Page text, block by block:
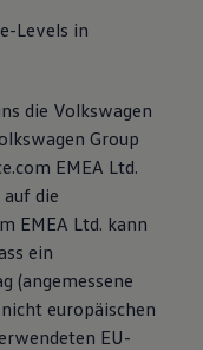
Levels in
die Volkswagen
Group
EMEA Ltd.
die
EMEA Ltd. kann
ein
(angemessene
europäischen
EU-